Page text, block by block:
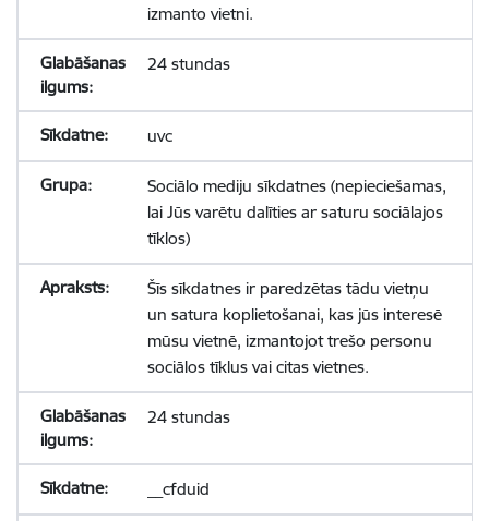
izmanto vietni.
24 stundas
uvc
Sociālo mediju sīkdatnes (nepieciešamas,
lai Jūs varētu dalīties ar saturu sociālajos
tīklos)
Šīs sīkdatnes ir paredzētas tādu vietņu
un satura koplietošanai, kas jūs interesē
mūsu vietnē, izmantojot trešo personu
sociālos tīklus vai citas vietnes.
24 stundas
__cfduid